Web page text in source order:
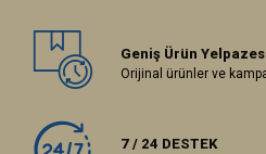
Geniş Ürün
Orijinal ürünler ve
7 / 24 DESTEK